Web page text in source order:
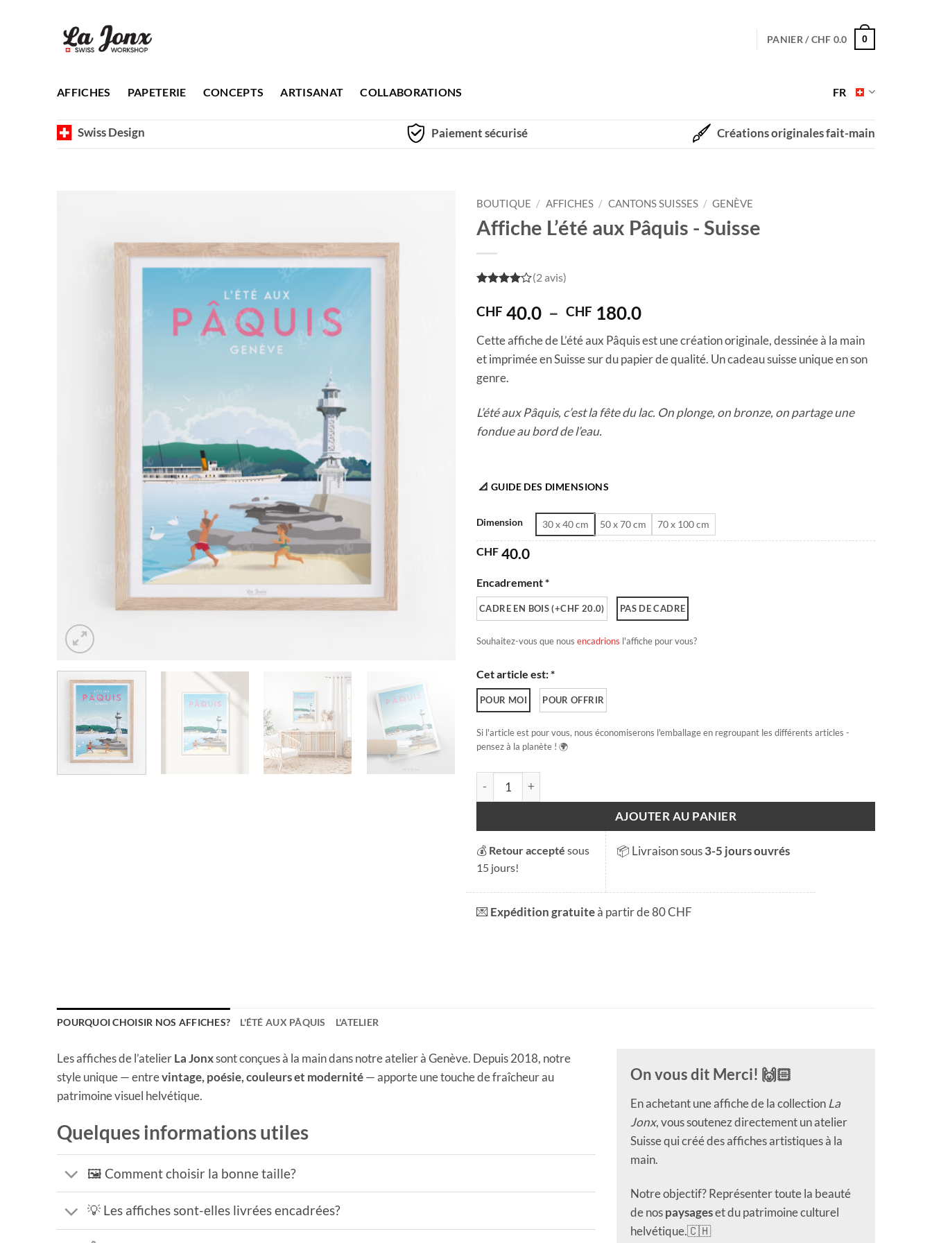
PANIER /CHF 0.0 0
AFFICHES PAPETERIE CONCEPTS ARTISANAT COLLABORATIONS FR
Swiss Design Paiement sécurisé Créations originales fait-main
BOUTIQUE / AFFICHES / CANTONS SUISSES / GENÈVE
Affiche L’été aux Pâquis - Suisse
5
(2 avis)
CHF 40.0 – CHF 180.0Plage
prix :
CHF 40.0
Cette affiche de L’été aux Pâquis est une création originale, dessinée à la main
et imprimée en Suisse sur du papier de qualité. Un cadeau suisse unique en son
genre.
L’été aux Pâquis, c’est la fête du lac. On plonge, on bronze, on partage une
fondue au bord de l’eau.
📐 GUIDE DES DIMENSIONS
Dimension 30 x 40 cm 50 x 70 cm 70 x 100 cm
CHF 40.0
Encadrement *
CADRE EN BOIS (+CHF 20.0) PAS DE CADRE
Souhaitez-vous que nous encadrions l'affiche pour vous?
Cet article est: *
POUR MOI POUR OFFRIR
Si l'article est pour vous, nous économiserons l'emballage en regroupant les différents articles -
pensez à la planète ! 🌍
quantité de L'été aux Pâquis
AJOUTER AU PANIER
💰 Retour accepté sous
15 jours!
📦 Livraison sous3-5 jours ouvrés
💌Expédition gratuiteà partir de 80 CHF
POURQUOI CHOISIR NOS AFFICHES? L'ÉTÉ AUX PÂQUIS L'ATELIER
Les affiches de l’atelierLa Jonxsont conçues à la main dans notre atelier à Genève. Depuis 2018, notre
style unique — entrevintage, poésie, couleurs et modernité— apporte une touche de fraîcheur au
patrimoine visuel helvétique.
Quelques informations utiles
🖼️ Comment choisir la bonne taille?
💡 Les affiches sont-elles livrées encadrées?
On vous dit Merci! 🙌🏻
En achetant une affiche de la collection La
Jonx, vous soutenez directement un atelier
Suisse qui créé des affiches artistiques à la
main.
Notre objectif? Représenter toute la beauté
de nospaysageset du patrimoine culturel
helvétique.🇨🇭